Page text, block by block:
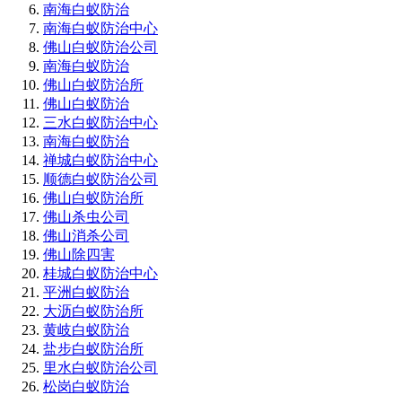
南海白蚁防治
南海白蚁防治中心
佛山白蚁防治公司
南海白蚁防治
佛山白蚁防治所
佛山白蚁防治
三水白蚁防治中心
南海白蚁防治
禅城白蚁防治中心
顺德白蚁防治公司
佛山白蚁防治所
佛山杀虫公司
佛山消杀公司
佛山除四害
桂城白蚁防治中心
平洲白蚁防治
大沥白蚁防治所
黄岐白蚁防治
盐步白蚁防治所
里水白蚁防治公司
松岗白蚁防治